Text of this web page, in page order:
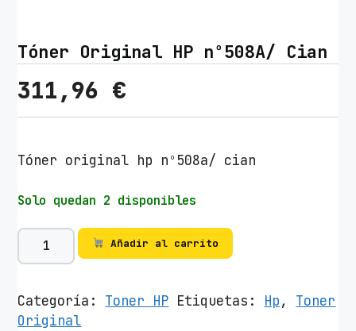
Tóner Original HP nº508A/ Cian
311,96 €
Tóner original hp nº508a/ cian
Solo quedan 2 disponibles
T
ó
e
r
Añadir al carrito
Categoría: Toner HP Etiquetas: Hp, Toner
Original